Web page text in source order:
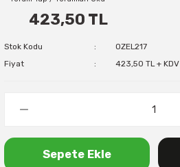
423,50 TL
Stok Kodu
OZEL217
Fiyat
423,50 TL + KDV
Sepete Ekle